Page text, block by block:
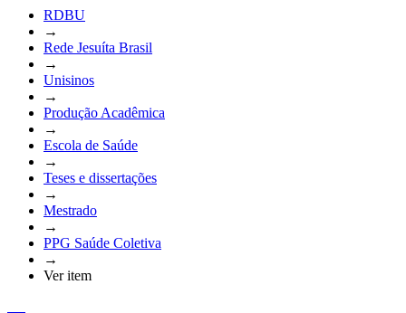
RDBU
→
Rede Jesuíta Brasil
→
Unisinos
→
Produção Acadêmica
→
Escola de Saúde
→
Teses e dissertações
→
Mestrado
→
PPG Saúde Coletiva
→
Ver item